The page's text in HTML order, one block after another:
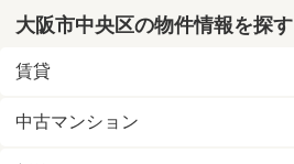
大阪市中央区の物件情報を探す
賃貸
中古マンション